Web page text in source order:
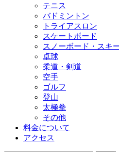
テニス
バドミントン
トライアスロン
スケートボード
スノーボード・スキ
卓球
柔道・剣道
空手
ゴルフ
登山
太極拳
その他
料金について
アクセス